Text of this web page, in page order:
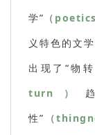
学” （
义特色的文
出现了“物
turn）
性”
（